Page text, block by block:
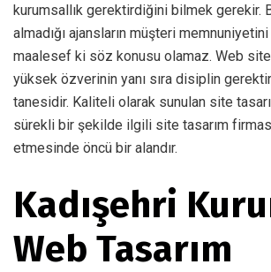
kurumsallık gerektirdiğini bilmek gerekir.
almadığı ajansların müşteri
maalesef ki söz konusu olamaz. Web site
yüksek özverinin yanı sıra disiplin
tanesidir. Kaliteli olarak sunulan site
sürekli bir şekilde ilgili site tasarım
etmesinde öncü bir alandır.
Kadışehri
Web Tasarım